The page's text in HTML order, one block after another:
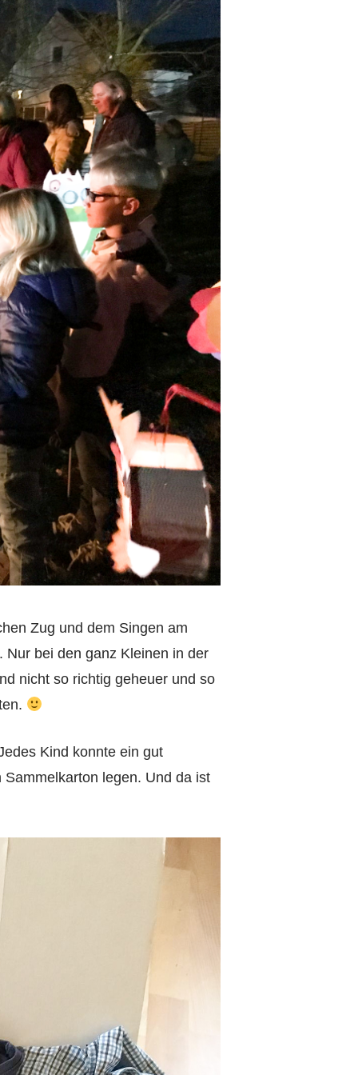
Zug und dem Singen am
bei den ganz Kleinen in der
nicht so richtig geheuer und so
Kind konnte ein gut
legen. Und da ist